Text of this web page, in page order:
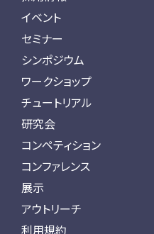
イベント
セミナー
シンポジウム
ワークショップ
チュートリアル
研究会
コンペティション
コンファレンス
展示
アウトリーチ
利用規約